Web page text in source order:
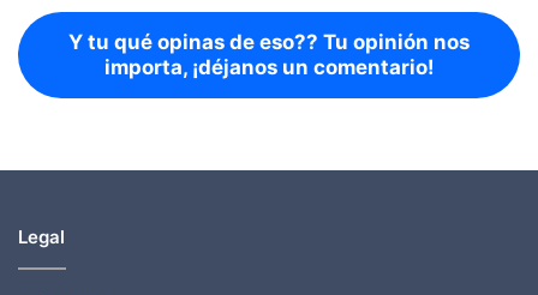
Y tu qué opinas de eso?? Tu opinión nos
importa, ¡déjanos un comentario!
Legal